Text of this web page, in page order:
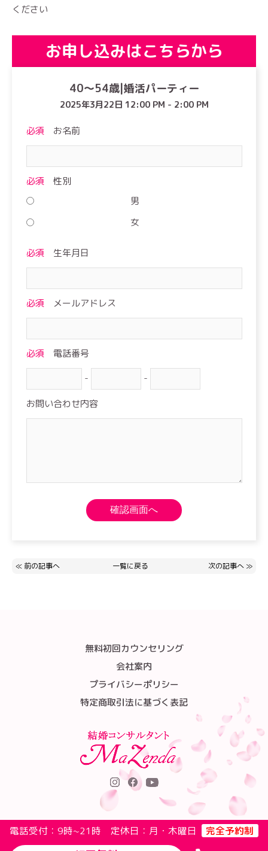
ください
お申し込みはこちらから
40〜54歳|婚活パーティー
2025年3月22日 12:00 PM - 2:00 PM
必須 お名前
必須
性別
男
女
必須 生年月日
必須 メールアドレス
必須
電話番号
-
-
お問い合わせ内容
≪ 前の記事へ 一覧に戻る 次の記事へ ≫
無料初回カウンセリング
会社案内
プライバシーポリシー
特定商取引法に基づく表記
電話受付：9時~21時 定休日：月・木曜日 完全予約制